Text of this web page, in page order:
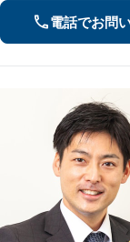
電話でお問